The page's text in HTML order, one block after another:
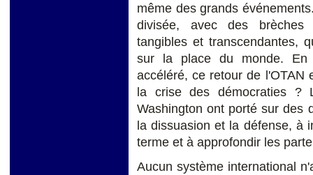
même des grands
divisée, avec des brèches
tangibles et transcendantes,
sur la place du monde. En
accéléré, ce retour de l'OTAN
la crise des démocraties ?
Washington ont porté sur des
la dissuasion et la défense, à
terme et à approfondir les
Aucun système international